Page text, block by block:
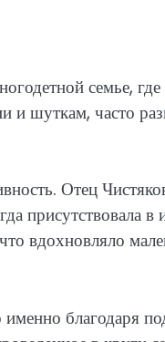
семье,
и шуткам, часто
Отец
присутствовала
вдохновляло
именно благодаря